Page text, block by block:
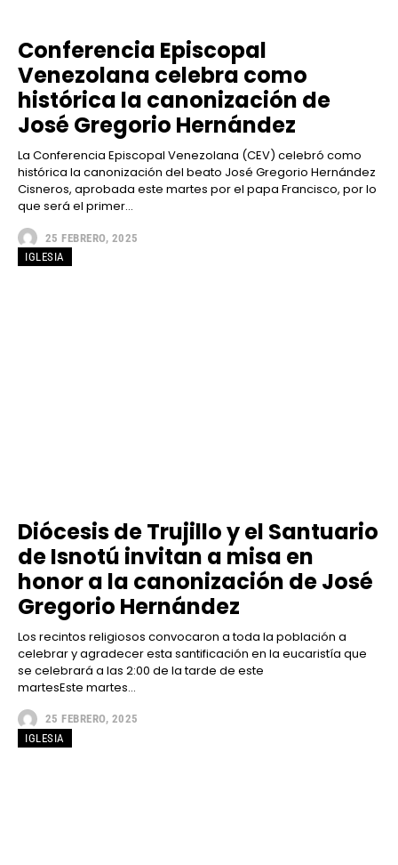
Conferencia Episcopal
Venezolana celebra como
histórica la canonización de
José Gregorio Hernández
La Conferencia Episcopal Venezolana (CEV) celebró como
histórica la canonización del beato José Gregorio Hernández
Cisneros, aprobada este martes por el papa Francisco, por lo
que será el primer...
25 FEBRERO, 2025
IGLESIA
Diócesis de Trujillo y el Santuario
de Isnotú invitan a misa en
honor a la canonización de José
Gregorio Hernández
Los recintos religiosos convocaron a toda la población a
celebrar y agradecer esta santificación en la eucaristía que
se celebrará a las 2:00 de la tarde de este
martesEste martes...
25 FEBRERO, 2025
IGLESIA